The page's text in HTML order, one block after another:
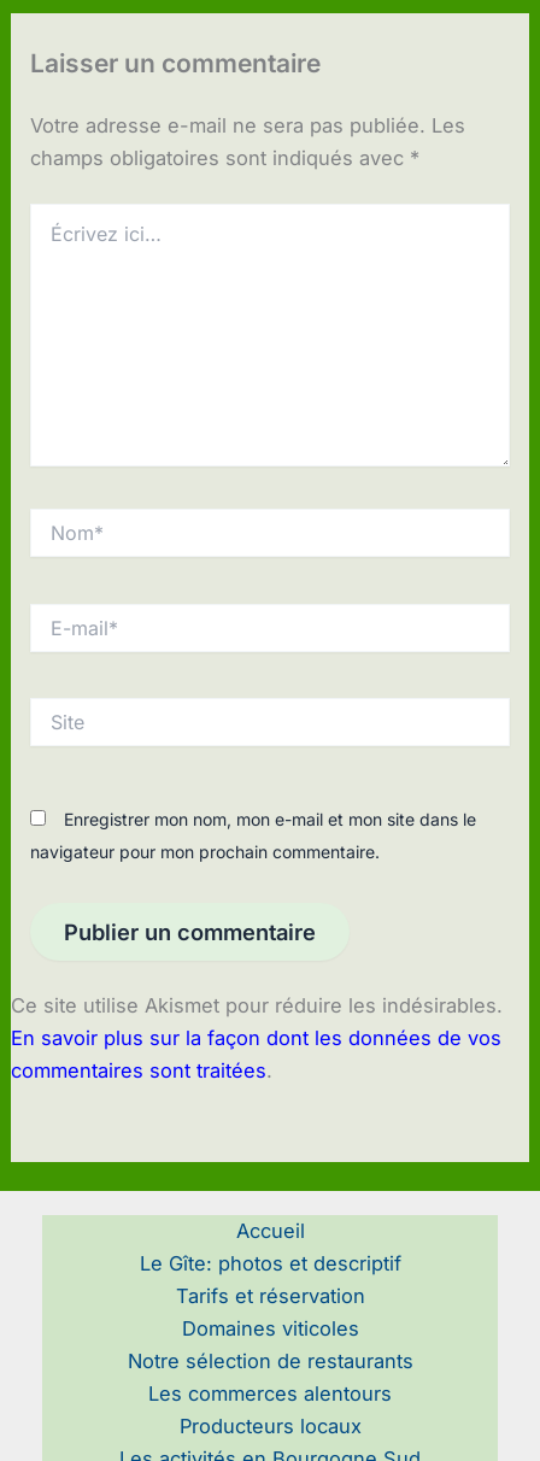
Laisser un commentaire
Votre adresse e-mail ne sera pas publiée. Les
champs obligatoires sont indiqués avec *
ici…
mail*
Enregistrer mon nom, mon e-mail et mon site dans le
navigateur pour mon prochain commentaire.
Ce site utilise Akismet pour réduire les indésirables.
En savoir plus sur la façon dont les données de vos
commentaires sont traitées.
Accueil
Le Gîte: photos et descriptif
Tarifs et réservation
Domaines viticoles
Notre sélection de restaurants
Les commerces alentours
Producteurs locaux